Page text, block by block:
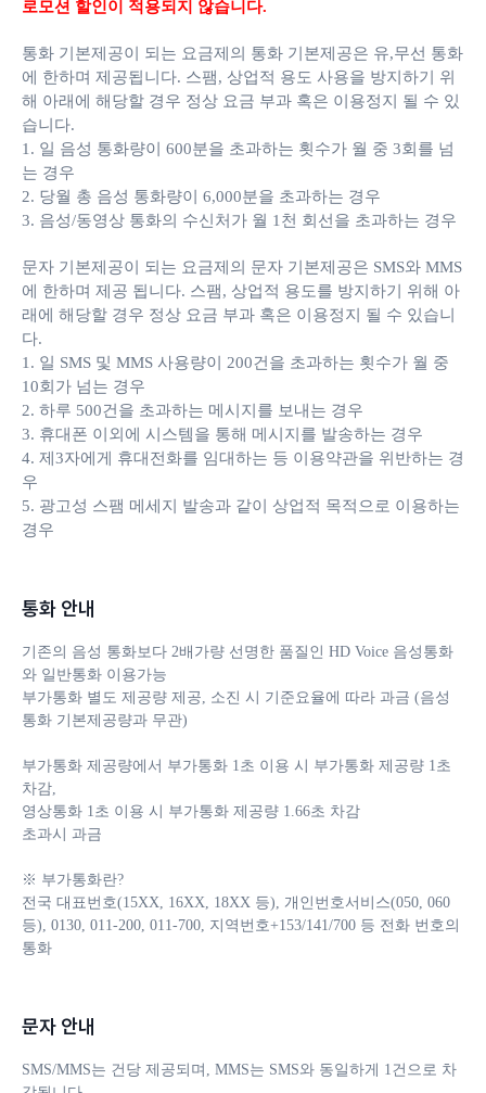
로모션 할인이 적용되지 않습니다.
통화 기본제공이 되는 요금제의 통화 기본제공은 유,무선 통화
에 한하며 제공됩니다. 스팸, 상업적 용도 사용을 방지하기 위
해 아래에 해당할 경우 정상 요금 부과 혹은 이용정지 될 수 있
습니다.
1. 일 음성 통화량이 600분을 초과하는 횟수가 월 중 3회를 넘
는 경우
2. 당월 총 음성 통화량이 6,000분을 초과하는 경우
3. 음성/동영상 통화의 수신처가 월 1천 회선을 초과하는 경우
문자 기본제공이 되는 요금제의 문자 기본제공은 SMS와 MMS
에 한하며 제공 됩니다. 스팸, 상업적 용도를 방지하기 위해 아
래에 해당할 경우 정상 요금 부과 혹은 이용정지 될 수 있습니
다.
1. 일 SMS 및 MMS 사용량이 200건을 초과하는 횟수가 월 중
10회가 넘는 경우
2. 하루 500건을 초과하는 메시지를 보내는 경우
3. 휴대폰 이외에 시스템을 통해 메시지를 발송하는 경우
4. 제3자에게 휴대전화를 임대하는 등 이용약관을 위반하는 경
우
5. 광고성 스팸 메세지 발송과 같이 상업적 목적으로 이용하는
경우
통화 안내
기존의 음성 통화보다 2배가량 선명한 품질인 HD Voice 음성통화
와 일반통화 이용가능
부가통화 별도 제공량 제공, 소진 시 기준요율에 따라 과금 (음성
통화 기본제공량과 무관)
부가통화 제공량에서 부가통화 1초 이용 시 부가통화 제공량 1초
차감,
영상통화 1초 이용 시 부가통화 제공량 1.66초 차감
초과시 과금
※ 부가통화란?
전국 대표번호(15XX, 16XX, 18XX 등), 개인번호서비스(050, 060
등), 0130, 011-200, 011-700, 지역번호+153/141/700 등 전화 번호의
통화
문자 안내
SMS/MMS는 건당 제공되며, MMS는 SMS와 동일하게 1건으로 차